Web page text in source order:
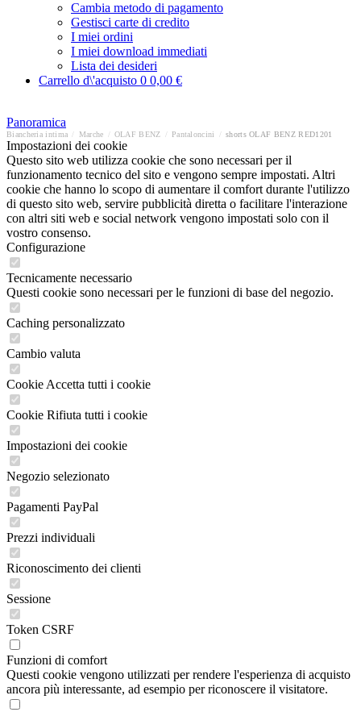
Cambia metodo di pagamento
Gestisci carte di credito
I miei ordini
I miei download immediati
Lista dei desideri
Carrello d\'acquisto 0 0,00 €
Panoramica
Biancheria intima Marche OLAF BENZ Pantaloncini shorts OLAF BENZ RED1201
Impostazioni dei cookie
Questo sito web utilizza cookie che sono necessari per il
funzionamento tecnico del sito e vengono sempre impostati. Altri
cookie che hanno lo scopo di aumentare il comfort durante l'utilizzo
di questo sito web, servire pubblicità diretta o facilitare l'interazione
con altri siti web e social network vengono impostati solo con il
vostro consenso.
Configurazione
Tecnicamente necessario
Questi cookie sono necessari per le funzioni di base del negozio.
Caching personalizzato
Cambio valuta
Cookie Accetta tutti i cookie
Cookie Rifiuta tutti i cookie
Impostazioni dei cookie
Negozio selezionato
Pagamenti PayPal
Prezzi individuali
Riconoscimento dei clienti
Sessione
Token CSRF
Funzioni di comfort
Questi cookie vengono utilizzati per rendere l'esperienza di acquisto
ancora più interessante, ad esempio per riconoscere il visitatore.